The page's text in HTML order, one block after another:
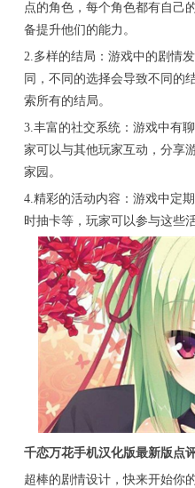
点的角色，每个角色都有自己
备提升他们的能力。
2.多样的结局：游戏中的剧情
同，不同的选择会导致不同的
索所有的结局。
3.丰富的社交系统：游戏中有
家可以与其他玩家互动，分享
家园。
4.精彩的活动内容：游戏中定
时抽卡等，玩家可以参与这些
千恋万花手机汉化版最新版点
超棒的剧情设计，快来开始你